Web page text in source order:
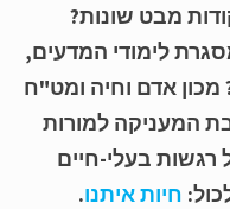
מבט שונות?
לימודי המדעים,
אדם וחיה ומט"ח
למורות
בעלי-חיים
חיות איתנו.